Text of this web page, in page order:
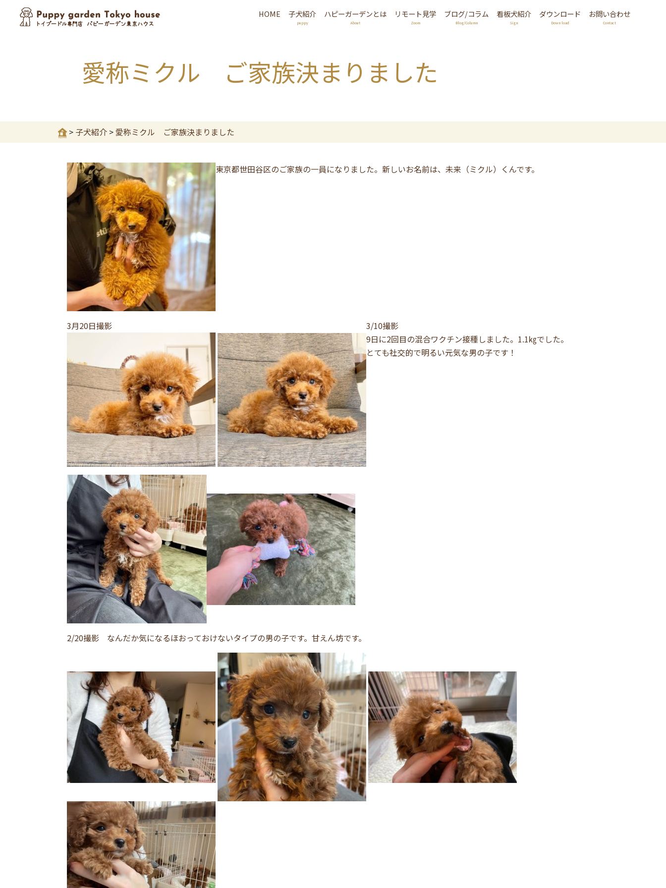
HOME 子犬紹介
puppy
ハピーガーデンとは
About
リモート見学
Zoom
ブログ/コラム
Blog/Column
看板犬紹介
Sign
ダウンロード
Down load
お問い合わせ
Contact
愛称ミクル ご家族決まりました
> 子犬紹介 > 愛称ミクル ご家族決まりました
東京都世田谷区のご家族の一員になりました。 新しいお名前は、未来（ミクル）くんです。
3月20日撮影
3/10撮影
9日に2回目の混合ワクチン接種しました。1.1㎏でした。
とても社交的で明るい元気な男の子です！
2/20撮影 なんだか気になるほおっておけないタイプの男の子です。 甘えん坊です。